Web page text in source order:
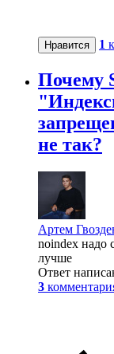
Нравится 1
Почему
не так?
Артем
noindex надо
лучше
Ответ
3